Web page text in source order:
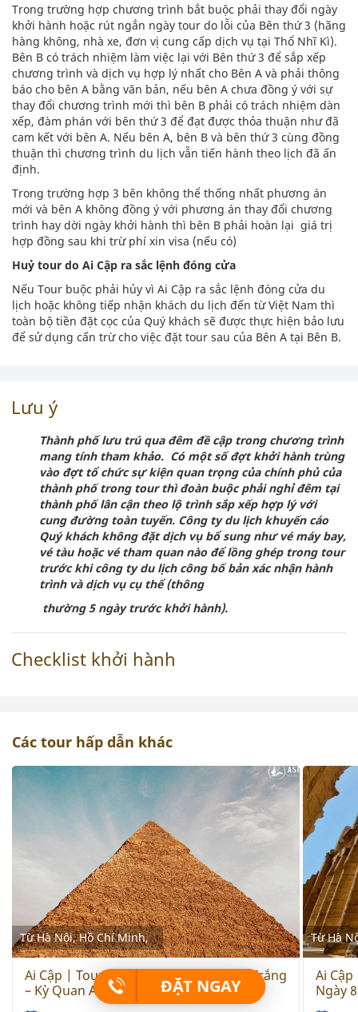
ĐẶT NGAY
Trong trường hợp chương trình bắt buộc phải thay đổi ngày
khởi hành hoặc rút ngắn ngày tour do lỗi của Bên thứ 3 (hãng
hàng không, nhà xe, đơn vị cung cấp dịch vụ tại Thổ Nhĩ Kì).
Bên B có trách nhiệm làm việc lại với Bên thứ 3 để sắp xếp
chương trình và dịch vụ hợp lý nhất cho Bên A và phải thông
báo cho bên A bằng văn bản, nếu bên A chưa đồng ý với sự
thay đổi chương trình mới thì bên B phải có trách nhiệm dàn
xếp, đàm phán với bên thứ 3 để đạt được thỏa thuận như đã
cam kết với bên A. Nếu bên A, bên B và bên thứ 3 cùng đồng
thuận thì chương trình du lịch vẫn tiến hành theo lịch đã ấn
định.
Trong trường hợp 3 bên không thể thống nhất phương án
mới và bên A không đồng ý với phương án thay đổi chương
trình hay dời ngày khởi hành thì bên B phải hoàn lại giá trị
hợp đồng sau khi trừ phí xin visa (nếu có)
Huỷ tour do Ai Cập ra sắc lệnh đóng cửa
Nếu Tour buộc phải hủy vì Ai Cập ra sắc lệnh đóng cửa du
lịch hoặc không tiếp nhận khách du lịch đến từ Việt Nam thì
toàn bộ tiền đặt cọc của Quý khách sẽ được thực hiện bảo lưu
để sử dụng cấn trừ cho việc đặt tour sau của Bên A tại Bên B.
Lưu ý
Thành phố lưu trú qua đêm đề cập trong chương trình
mang tính tham khảo. Có một số đợt khởi hành trùng
vào đợt tổ chức sự kiện quan trọng của chính phủ của
thành phố trong tour thì đoàn buộc phải nghỉ đêm tại
thành phố lân cận theo lộ trình sắp xếp hợp lý với
cung đường toàn tuyến. Công ty du lịch khuyến cáo
Quý khách không đặt dịch vụ bổ sung như vé máy bay,
vé tàu hoặc vé tham quan nào để lồng ghép trong tour
trước khi công ty du lịch công bố bản xác nhận hành
trình và dịch vụ cụ thể (thông
thường 5 ngày trước khởi hành).
Checklist khởi hành
Các tour hấp dẫn khác
Từ Hà Nội, Hồ Chí Minh,
Ai Cập | Tour Từ Biển Đỏ Đến Sa Mạc Trắng
– Kỳ Quan Ai Cập 8 Ngày 7 Đêm 2025
Từ Hà
Ai
Ngày